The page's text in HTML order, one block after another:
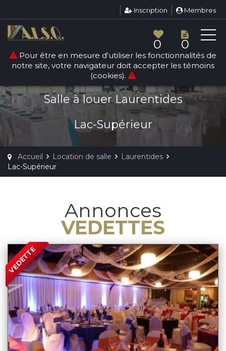
Inscription Membres
0 0
Pour être en mesure d'utiliser les fonctionnalités de
notre site, votre navigateur doit accepter les témoins
(cookies).
LOCATION DE SALLE
LAC-SUPÉRIEUR
Salle à louer Laurentides
Lac-Supérieur
Accueil Location de salle
Laurentides
Lac-Supérieur
Annonces
VEDETTES
VEDETTE